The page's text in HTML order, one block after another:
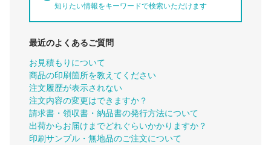
知りたい情報をキーワードで検索いただけます
最近のよくあるご質問
お見積もりについて
商品の印刷箇所を教えてください
注文履歴が表示されない
注文内容の変更はできますか？
請求書・領収書・納品書の発行方法について
出荷からお届けまでどれぐらいかかりますか？
印刷サンプル・無地品のご注文について